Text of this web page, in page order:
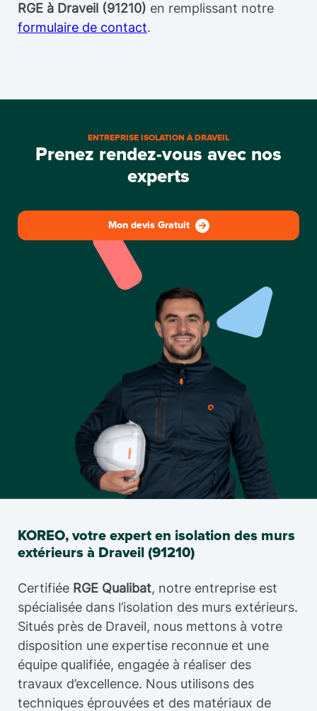
RGE à Draveil (91210) en remplissant notre
formulaire de contact.
ENTREPRISE ISOLATION À DRAVEIL
Prenez rendez-vous avec nos
experts
Mon devis Gratuit
KOREO, votre expert en isolation des murs
extérieurs à Draveil (91210)
Certifiée RGE Qualibat, notre entreprise est
spécialisée dans l’isolation des murs extérieurs.
Situés près de Draveil, nous mettons à votre
disposition une expertise reconnue et une
équipe qualifiée, engagée à réaliser des
travaux d’excellence. Nous utilisons des
techniques éprouvées et des matériaux de